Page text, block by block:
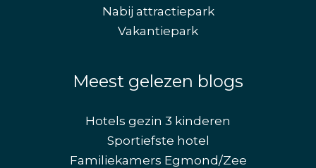
Nabij attractiepark
Vakantiepark
Meest gelezen blogs
Hotels gezin 3 kinderen
Sportiefste hotel
Familiekamers Egmond/Zee